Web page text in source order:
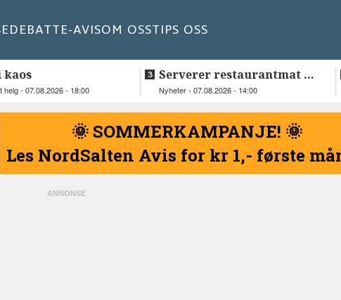
DEBATTE-AVISOM OSSTIPS OSS
kaos
helg - 07.08.2026 - 18:00
Serverer restaurantmat til
beboerne
Nyheter - 07.08.2026 - 14:00
🌞 SOMMERKAMPANJE! 🌞
Les NordSalten Avis for kr 1,- første